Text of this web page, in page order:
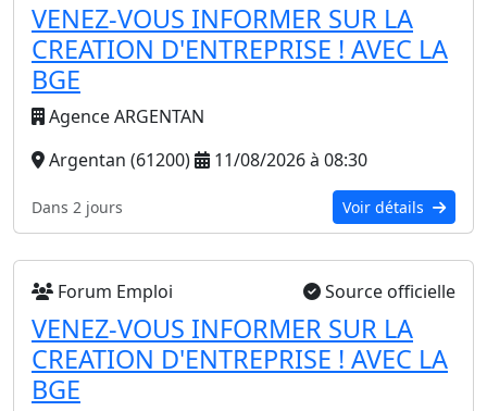
VENEZ-VOUS INFORMER SUR LA
CREATION D'ENTREPRISE ! AVEC LA
BGE
Agence ARGENTAN
Argentan (61200)
11/08/2026 à 08:30
Dans 2 jours Voir détails
Forum Emploi Source officielle
VENEZ-VOUS INFORMER SUR LA
CREATION D'ENTREPRISE ! AVEC LA
BGE